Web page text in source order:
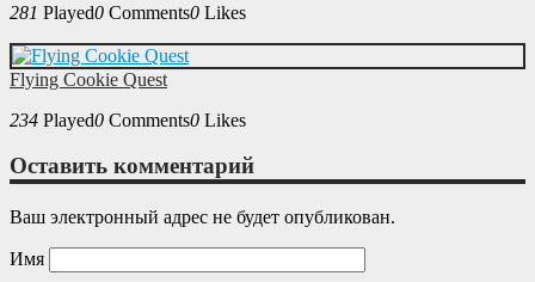
281 Played0 Comments0 Likes
Flying Cookie Quest
234 Played0 Comments0 Likes
Оставить комментарий
Ваш электронный адрес не будет опубликован.
Имя